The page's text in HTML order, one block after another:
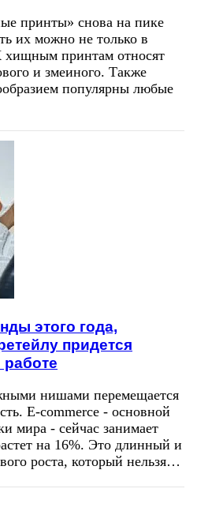
принты» снова на пике
их можно не только в
хищным принтам относят
и змеиного. Также
популярны любые
этого года,
придется
нишами перемещается
E-commerce - основной
мира - сейчас занимает
на 16%. Это длинный и
роста, который нельзя…